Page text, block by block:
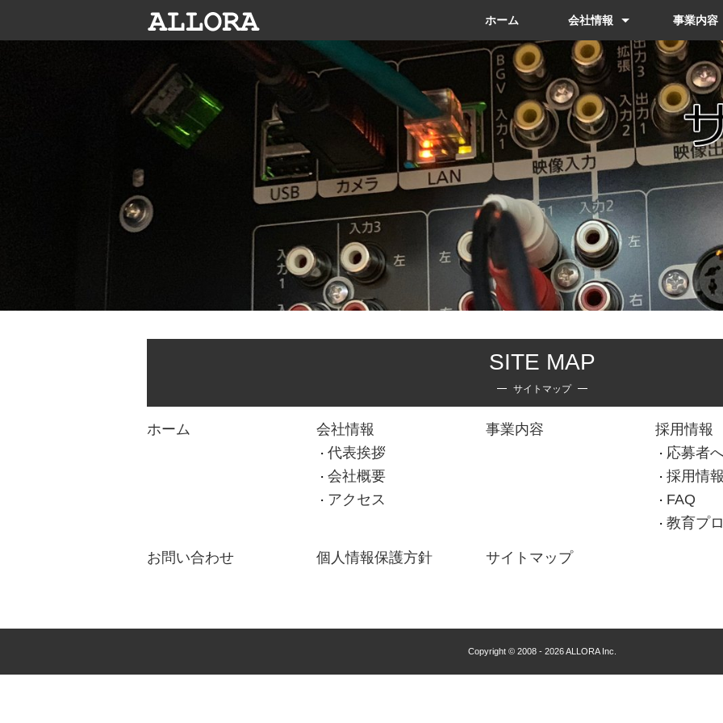
ホーム 会社情報
代表メッセージ
会社概要
アクセス
事業内容
SITE MAP
サイトマップ
ホーム
会社情報
代表挨拶
会社概要
アクセス
事業内容
採用情報
応募者
採用情報
FAQ
教育プ
お問い合わせ 個人情報保護方針 サイトマップ
Copyright © 2008 - 2026 ALLORA Inc.